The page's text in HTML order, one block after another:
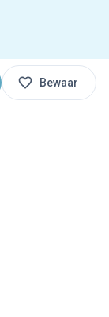
Bewaar